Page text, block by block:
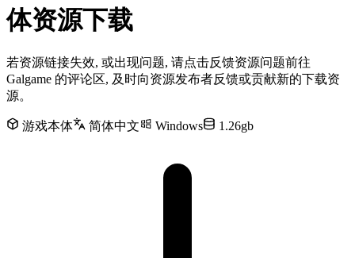
体资源下载
若资源链接失效, 或出现问题, 请点击反馈资源问题前往
Galgame 的评论区, 及时向资源发布者反馈或贡献新的下载资
源。
游戏本体 简体中文 Windows 1.26gb